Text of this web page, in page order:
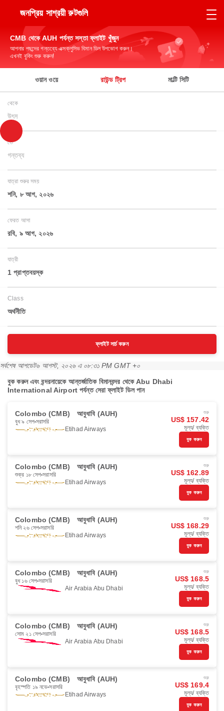
জনপ্রিয় সাশ্রয়ী রুটগুলি
CMB থেকে AUH পর্যন্ত সস্তা ফ্লাইট খুঁজুন
আপনার পছন্দের গন্তব্যে এক্সক্লুসিভ বিমান ডিল উপভোগ করুন।
এখনই বুকিং শুরু করুন!
ওয়ান ওয়ে রাউন্ড ট্রিপ মাল্টি সিটি
থেকে
উৎস
তে
গন্তব্য
যাত্রা শুরুর সময়
শনি, ৮ আগ, ২০২৬
ফেরত আসা
রবি, ৯ আগ, ২০২৬
যাত্রী
1 প্রাপ্তবয়স্ক
Class
অর্থনীতি
ফ্লাইট সার্চ করুন
সর্বশেষ আপডেট৬ আগস্ট, ২০২৬ এ ০৮:৩১ PM GMT +০
বুক করুন এবং বন্দরনায়েকে আন্তর্জাতিক বিমানবন্দর থেকে Abu Dhabi
International Airport পর্যন্ত সেরা ফ্লাইট ডিল পান
Colombo (CMB) আবুধাবি (AUH)
বুধ ৯ সেপ সরাসরি
Etihad Airways
শুরু
US$ 157.42
মূল্য/ ব্যক্তি
বুক করুন
Colombo (CMB) আবুধাবি (AUH)
শুক্র ১৮ সেপ সরাসরি
Etihad Airways
শুরু
US$ 162.89
মূল্য/ ব্যক্তি
বুক করুন
Colombo (CMB) আবুধাবি (AUH)
শনি ২৬ সেপ সরাসরি
Etihad Airways
শুরু
US$ 168.29
মূল্য/ ব্যক্তি
বুক করুন
Colombo (CMB) আবুধাবি (AUH)
বুধ ১৬ সেপ সরাসরি
Air Arabia Abu Dhabi
শুরু
US$ 168.5
মূল্য/ ব্যক্তি
বুক করুন
Colombo (CMB) আবুধাবি (AUH)
সোম ২১ সেপ সরাসরি
Air Arabia Abu Dhabi
শুরু
US$ 168.5
মূল্য/ ব্যক্তি
বুক করুন
Colombo (CMB) আবুধাবি (AUH)
বৃহস্পতি ১৯ নভে সরাসরি
Etihad Airways
শুরু
US$ 169.4
মূল্য/ ব্যক্তি
বুক করুন